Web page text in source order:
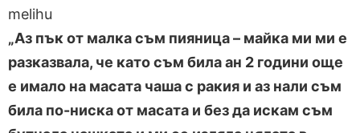
melihu
„Аз пък от малка съм пияница – майка ми ми е
разказвала, че като съм била ан 2 години още
е имало на масата чаша с ракия и аз нали съм
била по-ниска от масата и без да искам съм